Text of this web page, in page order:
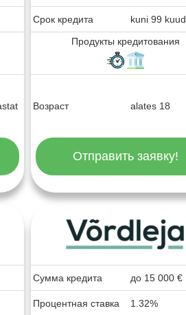
Срок кредита
kuni 99 kuud
Продукты кредитования
Возраст alates 18
Отправить заявку!
Сумма кредита до 15 000 €
Процентная ставка 1.32%